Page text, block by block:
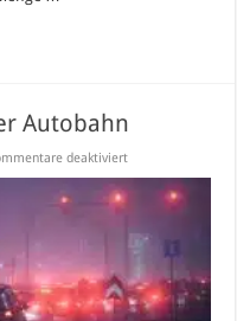
Autobahn
deaktiviertfür
Frust
auf